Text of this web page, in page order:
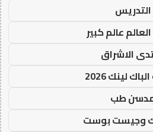
التدريس
عالم كبير
الاشراق
لينك 2026
طب
وجيست بوست